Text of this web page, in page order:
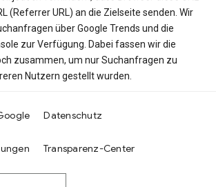
(Referrer URL) an die Zielseite senden. Wir
über Google Trends und die
zur Verfügung. Dabei fassen wir die
zusammen, um nur Suchanfragen zu
Nutzern gestellt wurden.
Datenschutz
Transparenz-Center